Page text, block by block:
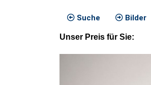
Suche Bilder
Unser Preis für Sie: